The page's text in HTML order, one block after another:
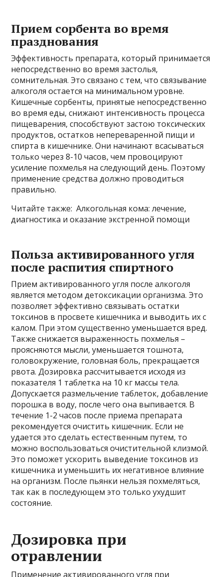
Прием сорбента во время
празднования
Эффективность препарата, который принимается
непосредственно во время застолья,
сомнительная. Это связано с тем, что связывание
алкоголя остается на минимальном уровне.
Кишечные сорбенты, принятые непосредственно
во время еды, снижают интенсивность процесса
пищеварения, способствуют застою токсических
продуктов, остатков непереваренной пищи и
спирта в кишечнике. Они начинают всасываться
только через 8-10 часов, чем провоцируют
усиление похмелья на следующий день. Поэтому
применение средства должно проводиться
правильно.
Читайте также: Алкогольная кома: лечение,
диагностика и оказание экстренной помощи
Польза активированного угля
после распития спиртного
Прием активированного угля после алкоголя
является методом детоксикации организма. Это
позволяет эффективно связывать остатки
токсинов в просвете кишечника и выводить их с
калом. При этом существенно уменьшается вред.
Также снижается выраженность похмелья –
проясняются мысли, уменьшается тошнота,
головокружение, головная боль, прекращается
рвота. Дозировка рассчитывается исходя из
показателя 1 таблетка на 10 кг массы тела.
Допускается размельчение таблеток, добавление
порошка в воду, после чего она выпивается. В
течение 1-2 часов после приема препарата
рекомендуется очистить кишечник. Если не
удается это сделать естественным путем, то
можно воспользоваться очистительной клизмой.
Это поможет ускорить выведение токсинов из
кишечника и уменьшить их негативное влияние
на организм. После пьянки нельзя похмеляться,
так как в последующем это только ухудшит
состояние.
Дозировка при
отравлении
Применение активированного угля при